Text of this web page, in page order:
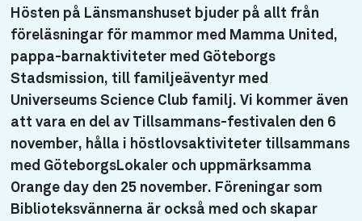
Hösten på Länsmanshuset bjuder på allt från
föreläsningar för mammor med Mamma United,
pappa-barnaktiviteter med Göteborgs
Stadsmission, till familjeäventyr med
Universeums Science Club familj. Vi kommer även
att vara en del av Tillsammans-festivalen den 6
november, hålla i höstlovsaktiviteter tillsammans
med GöteborgsLokaler och uppmärksamma
Orange day den 25 november. Föreningar som
Biblioteksvännerna är också med och skapar